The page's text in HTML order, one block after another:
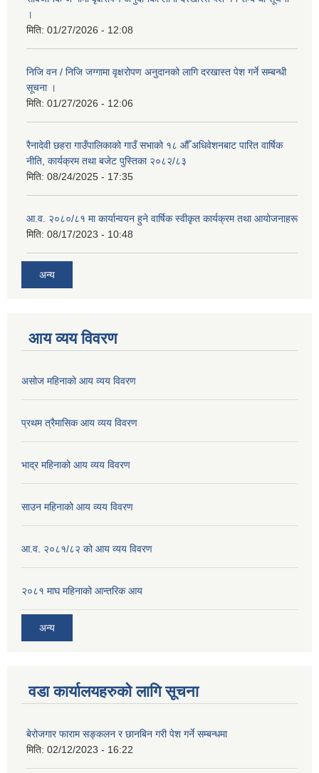
।
मिति: 01/27/2026 - 12:08
निजि वन / निजि जग्गामा वृक्षरोपण अनुदानको लागि दरखास्त पेश गर्ने सम्बन्धी
सूचना ।
मिति: 01/27/2026 - 12:06
रैनादेवी छहरा गाउँपालिकाको गाउँ सभाको १८ औँ अधिवेशनबाट पारित वार्षिक
नीति, कार्यक्रम तथा बजेट पुस्तिका २०८२/८३
मिति: 08/24/2025 - 17:35
आ.व. २०८०/८१ मा कार्यान्वयन हुने वार्षिक स्वीकृत कार्यक्रम तथा आयोजनाहरू
मिति: 08/17/2023 - 10:48
अन्य
आय व्यय विवरण
असोज महिनाको आय व्यय विवरण
प्रथम त्रैमासिक आय व्यय विवरण
भाद्र महिनाको आय व्यय विवरण
साउन महिनाको आय व्यय विवरण
आ.व. २०८१/८२ को आय व्यय विवरण
२०८१ माघ महिनाको आन्तरिक आय
अन्य
वडा कार्यालयहरुको लागि सूचना
बेरोजगार फाराम सङ्कलन र छानबिन गरी पेश गर्ने सम्बन्धमा
मिति: 02/12/2023 - 16:22